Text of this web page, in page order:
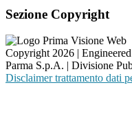
Sezione Copyright
Copyright 2026 |
Parma S.p.A. | Divisione
Disclaimer trattamento dati